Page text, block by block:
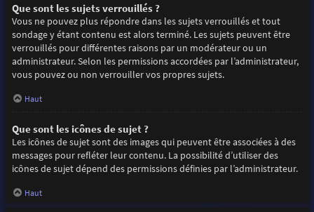
Que sont les sujets verrouillés ?
Vous ne pouvez plus répondre dans les sujets verrouillés et tout
sondage y étant contenu est alors terminé. Les sujets peuvent être
verrouillés pour différentes raisons par un modérateur ou un
administrateur. Selon les permissions accordées par l’administrateur,
vous pouvez ou non verrouiller vos propres sujets.
Haut
Que sont les icônes de sujet ?
Les icônes de sujet sont des images qui peuvent être associées à des
messages pour refléter leur contenu. La possibilité d’utiliser des
icônes de sujet dépend des permissions définies par l’administrateur.
Haut